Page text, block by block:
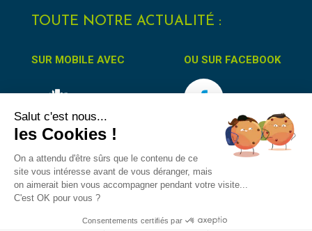
TOUTE NOTRE ACTUALITÉ :
SUR MOBILE AVEC OU SUR FACEBOOK
Accessibilité Protection des données Mentions Légales
Salut c'est nous...
les Cookies !
On a attendu d'être sûrs que le contenu de ce
site vous intéresse avant de vous déranger, mais
on aimerait bien vous accompagner pendant votre visite...
C'est OK pour vous ?
Consentements certifiés par